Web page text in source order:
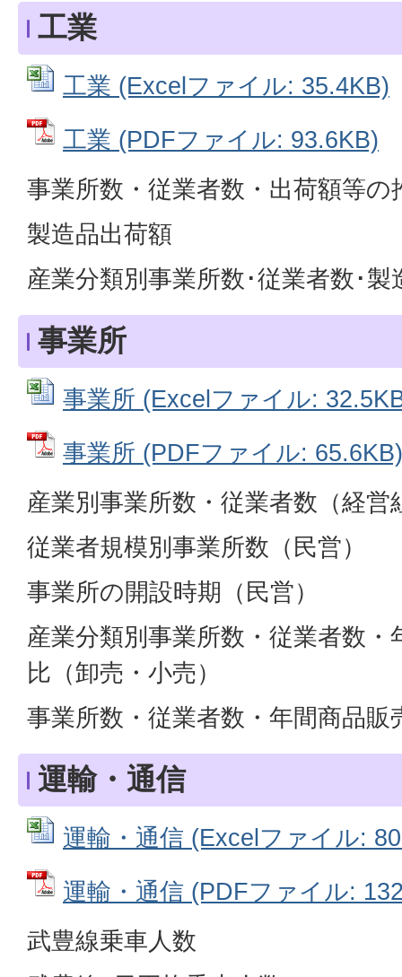
工業
工業 (Excelファイル: 35.4KB)
工業 (PDFファイル: 93.6KB)
事業所数・従業者数・出荷額等の
製造品出荷額
産業分類別事業所数･従業者数･製
事業所
事業所 (Excelファイル:
事業所 (PDFファイル: 65.6KB)
産業別事業所数・従業者数（経営
従業者規模別事業所数（民営）
事業所の開設時期（民営）
産業分類別事業所数・従業者数
比（卸売・小売）
事業所数・従業者数・年間商品販
運輸・通信
運輸・通信 (Excelファイル:
運輸・通信 (PDFファイル:
武豊線乗車人数